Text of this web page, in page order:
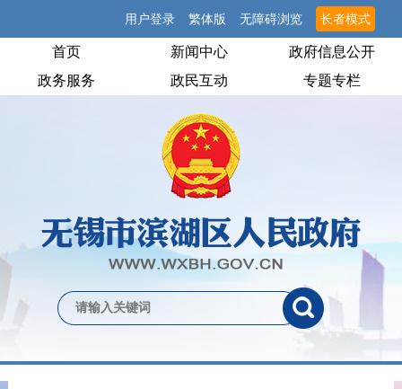
用户登录 繁体版 无障碍浏览 长者模式
首页 新闻中心
政府信息公开
政务服务
政民互动 专题专栏